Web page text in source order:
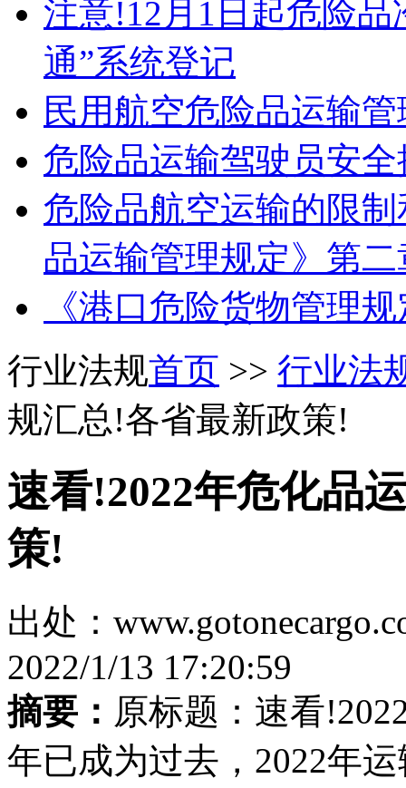
注意!12月1日起危险
通”系统登记
民用航空危险品运输
危险品运输驾驶员安
危险品航空运输的限
品运输管理规定》第二
《港口危险货物管理
行业法规首页 >> 行业法
规汇总!各省最新政策!
速看!2022年危化品
策!
出处：
2022/1/13 17:20:59
摘要： 原标题：速看
年已成为过去，2022年